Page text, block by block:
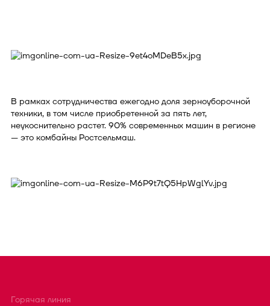
В рамках сотрудничества ежегодно доля зерноуборочной
техники, в том числе приобретенной за пять лет,
неукоснительно растет. 90% современных машин в регионе
— это комбайны Ростсельмаш.
Горячая линия